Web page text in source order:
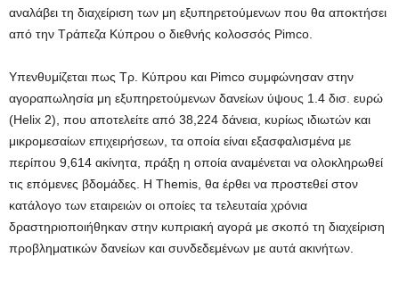
αναλάβει τη διαχείριση των μη εξυπηρετούμενων που θα αποκτήσει
από την Τράπεζα Κύπρου ο διεθνής κολοσσός Pimco.
Υπενθυμίζεται πως Τρ. Κύπρου και Pimco συμφώνησαν στην
αγοραπωλησία μη εξυπηρετούμενων δανείων ύψους 1.4 δισ. ευρώ
(Helix 2), που αποτελείτε από 38,224 δάνεια, κυρίως ιδιωτών και
μικρομεσαίων επιχειρήσεων, τα οποία είναι εξασφαλισμένα με
περίπου 9,614 ακίνητα, πράξη η οποία αναμένεται να ολοκληρωθεί
τις επόμενες βδομάδες. Η Themis, θα έρθει να προστεθεί στον
κατάλογο των εταιρειών οι οποίες τα τελευταία χρόνια
δραστηριοποιήθηκαν στην κυπριακή αγορά με σκοπό τη διαχείριση
προβληματικών δανείων και συνδεδεμένων με αυτά ακινήτων.